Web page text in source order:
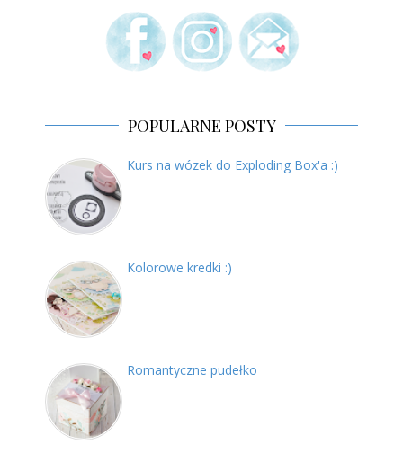
POPULARNE POSTY
Kurs na wózek do Exploding Box'a :)
Kolorowe kredki :)
Romantyczne pudełko